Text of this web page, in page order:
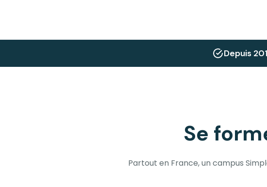
Depuis
Se
Partout en France, un campus